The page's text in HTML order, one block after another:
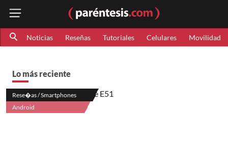
Noticias Reseñas Tutoriales Celulares Movilidad
Lo más reciente
Rese�as / Smartphones
Android